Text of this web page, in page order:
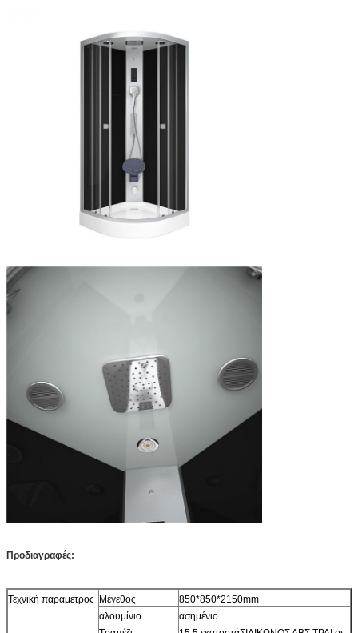
Προδιαγραφές:
Τεχνική παράμετρος Μέγεθος
850*850*2150mm
αλουμίνιο
ασημένιο